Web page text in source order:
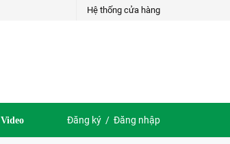
Hệ thống cửa hàng
Video Đăng ký / Đăng nhập
LIÊN HỆ ĐẶT HÀNG